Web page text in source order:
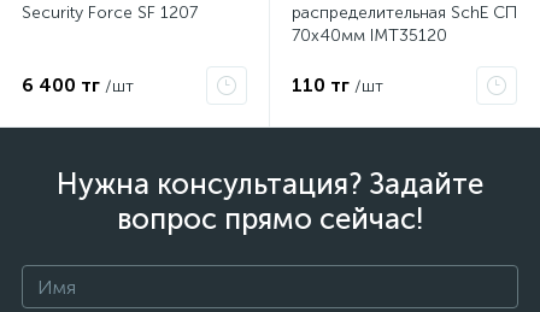
Security Force SF 1207
6 400 тг /шт
распределительная SchE СП
70х40мм IMT35120
110 тг /шт
Нужна консультация? Задайте
вопрос прямо сейчас!